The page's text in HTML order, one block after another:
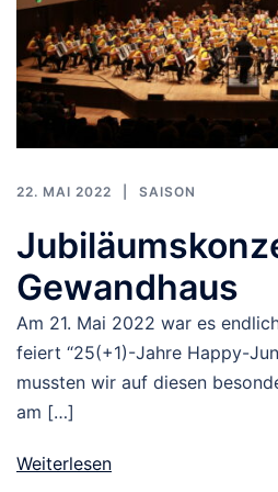
22. MAI 2022 SAISON
Gewandhaus
Am 21. Mai 2022 war es
feiert “25(+1)-Jahre Happy-
mussten wir auf diesen
am […]
Weiterlesen